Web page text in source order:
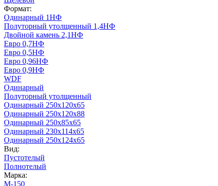
Формат:
Одинарный 1НФ
Полуторный утолщенный 1,4НФ
Двойной камень 2,1НФ
Евро 0,7НФ
Евро 0,5НФ
Евро 0,96НФ
Евро 0,9НФ
WDF
Одинарный
Полуторный утолщенный
Одинарный 250х120х65
Одинарный 250х120х88
Одинарный 250х85х65
Одинарный 230х114х65
Одинарный 250х124х65
Вид:
Пустотелый
Полнотелый
Марка:
М-150